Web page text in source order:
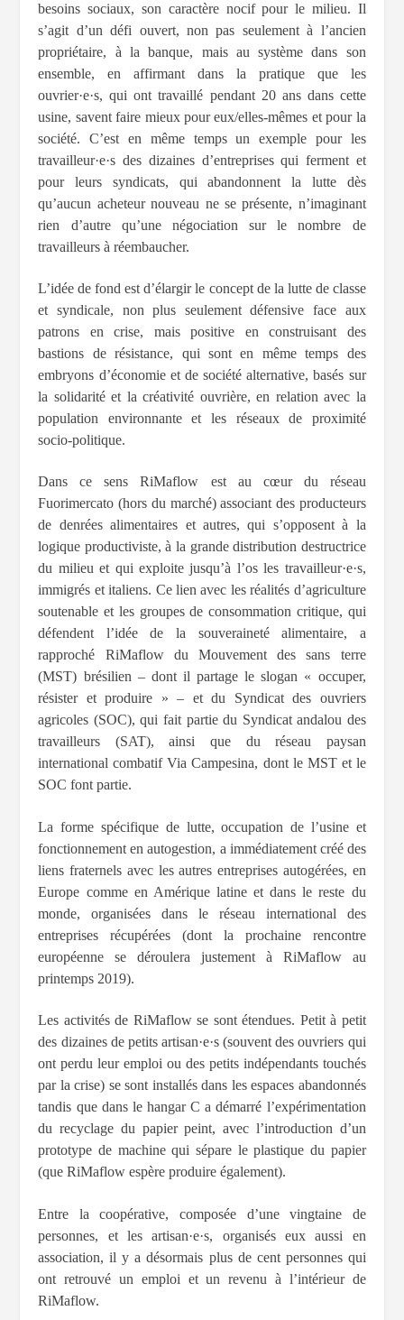
besoins sociaux, son caractère nocif pour le milieu. Il
s’agit d’un défi ouvert, non pas seulement à l’ancien
propriétaire, à la banque, mais au système dans son
ensemble, en affirmant dans la pratique que les
ouvrier·e·s, qui ont travaillé pendant 20 ans dans cette
usine, savent faire mieux pour eux/elles-mêmes et pour la
société. C’est en même temps un exemple pour les
travailleur·e·s des dizaines d’entreprises qui ferment et
pour leurs syndicats, qui abandonnent la lutte dès
qu’aucun acheteur nouveau ne se présente, n’imaginant
rien d’autre qu’une négociation sur le nombre de
travailleurs à réembaucher.
L’idée de fond est d’élargir le concept de la lutte de classe
et syndicale, non plus seulement défensive face aux
patrons en crise, mais positive en construisant des
bastions de résistance, qui sont en même temps des
embryons d’économie et de société alternative, basés sur
la solidarité et la créativité ouvrière, en relation avec la
population environnante et les réseaux de proximité
socio-politique.
Dans ce sens RiMaflow est au cœur du réseau
Fuorimercato (hors du marché) associant des producteurs
de denrées alimentaires et autres, qui s’opposent à la
logique productiviste, à la grande distribution destructrice
du milieu et qui exploite jusqu’à l’os les travailleur·e·s,
immigrés et italiens. Ce lien avec les réalités d’agriculture
soutenable et les groupes de consommation critique, qui
défendent l’idée de la souveraineté alimentaire, a
rapproché RiMaflow du Mouvement des sans terre
(MST) brésilien – dont il partage le slogan « occuper,
résister et produire » – et du Syndicat des ouvriers
agricoles (SOC), qui fait partie du Syndicat andalou des
travailleurs (SAT), ainsi que du réseau paysan
international combatif Via Campesina, dont le MST et le
SOC font partie.
La forme spécifique de lutte, occupation de l’usine et
fonctionnement en autogestion, a immédiatement créé des
liens fraternels avec les autres entreprises autogérées, en
Europe comme en Amérique latine et dans le reste du
monde, organisées dans le réseau international des
entreprises récupérées (dont la prochaine rencontre
européenne se déroulera justement à RiMaflow au
printemps 2019).
Les activités de RiMaflow se sont étendues. Petit à petit
des dizaines de petits artisan·e·s (souvent des ouvriers qui
ont perdu leur emploi ou des petits indépendants touchés
par la crise) se sont installés dans les espaces abandonnés
tandis que dans le hangar C a démarré l’expérimentation
du recyclage du papier peint, avec l’introduction d’un
prototype de machine qui sépare le plastique du papier
(que RiMaflow espère produire également).
Entre la coopérative, composée d’une vingtaine de
personnes, et les artisan·e·s, organisés eux aussi en
association, il y a désormais plus de cent personnes qui
ont retrouvé un emploi et un revenu à l’intérieur de
RiMaflow.